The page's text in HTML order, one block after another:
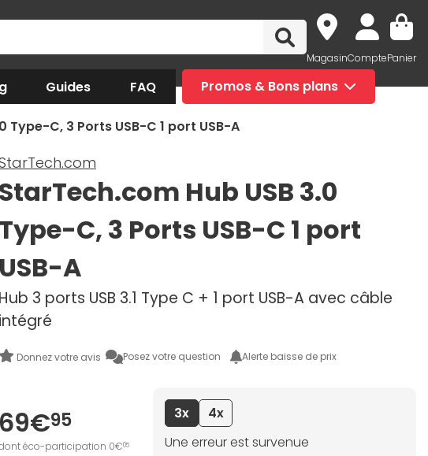
MagasinComptePanier
Guides FAQ Promos & Bons plans
Type-C, 3 Ports USB-C 1 port USB-A
StarTech.com Hub USB 3.0
Type-C, 3 Ports USB-C 1 port
USB-A
Hub 3 ports USB 3.1 Type C + 1 port USB-A avec câble
intégré
Donnez votre avis Posez votre question Alerte baisse de prix
69€95
éco-participation 0€05
3x
4x
Une erreur est survenue